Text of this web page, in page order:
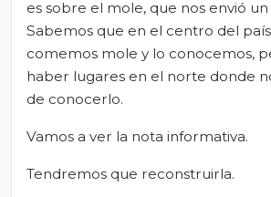
es sobre el mole, que nos envió
Sabemos que en el centro del
comemos mole y lo conocemos,
haber lugares en el norte donde
de conocerlo.
Vamos a ver la nota informativa.
Tendremos que reconstruirla.